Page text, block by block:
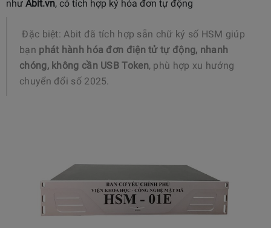
như Abit.vn, có tích hợp ký hóa đơn tự động
Đặc biệt: Abit đã tích hợp sẵn chữ ký số HSM giúp
bạn phát hành hóa đơn điện tử tự động, nhanh
chóng, không cần USB Token, phù hợp xu hướng
chuyển đổi số 2025.